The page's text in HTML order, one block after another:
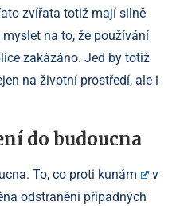
zvířata totiž mají silně
na to, že používání
zakázáno. Jed by totiž
na životní prostředí, ale i
do budoucna
To, co proti kunám
v
odstranění případných